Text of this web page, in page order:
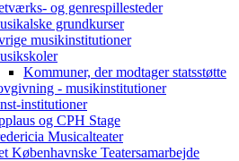
og genrespillesteder
grundkurser
musikinstitutioner
Kommuner, der modtager statsstøtte
- musikinstitutioner
institutioner
og CPH Stage
Musicalteater
Københavnske Teatersamarbejde